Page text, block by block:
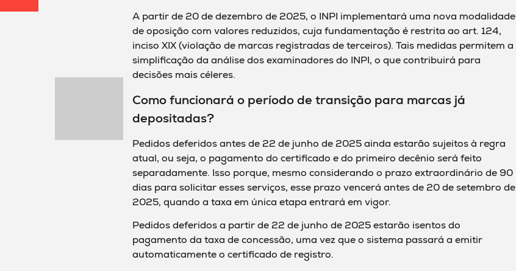
A partir de 20 de dezembro de 2025, o INPI implementará uma nova modalidade
de oposição com valores reduzidos, cuja fundamentação é restrita ao art. 124,
inciso XIX (violação de marcas registradas de terceiros). Tais medidas permitem a
simplificação da análise dos examinadores do INPI, o que contribuirá para
decisões mais céleres.
Como funcionará o período de transição para marcas já
depositadas?
Pedidos deferidos antes de 22 de junho de 2025 ainda estarão sujeitos à regra
atual, ou seja, o pagamento do certificado e do primeiro decênio será feito
separadamente. Isso porque, mesmo considerando o prazo extraordinário de 90
dias para solicitar esses serviços, esse prazo vencerá antes de 20 de setembro de
2025, quando a taxa em única etapa entrará em vigor.
Pedidos deferidos a partir de 22 de junho de 2025 estarão isentos do
pagamento da taxa de concessão, uma vez que o sistema passará a emitir
automaticamente o certificado de registro.